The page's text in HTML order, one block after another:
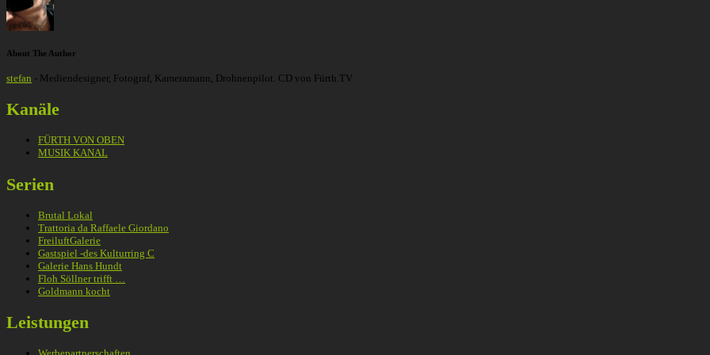
About The Author
stefan - Mediendesigner, Fotograf, Kameramann, Drohnenpilot. CD von Fürth.TV
Kanäle
FÜRTH VON OBEN
MUSIK KANAL
Serien
Brutal Lokal
Trattoria da Raffaele Giordano
FreiluftGalerie
Gastspiel -des Kulturring C
Galerie Hans Hundt
Floh Söllner trifft …
Goldmann kocht
Leistungen